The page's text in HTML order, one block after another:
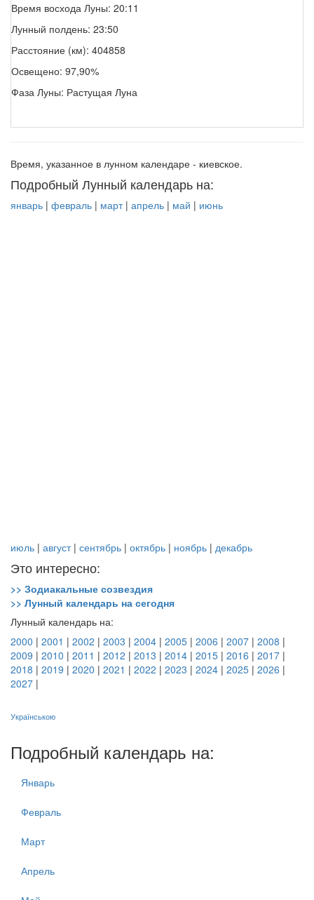
Время восхода Луны: 20:11
Лунный полдень: 23:50
Расстояние (км): 404858
Освещено: 97,90%
Фаза Луны: Растущая Луна
Время, указанное в лунном календаре - киевское.
Подробный Лунный календарь на:
январь | февраль | март| апрель | май | июнь
июль | август| сентябрь | октябрь | ноябрь | декабрь
Это интересно:
>> Зодиакальные созвездия
>> Лунный календарь на сегодня
Лунный календарь на:
2000 | 2001 | 2002 | 2003 | 2004 | 2005 | 2006 | 2007 | 2008 |
2009 | 2010 | 2011 | 2012 | 2013 | 2014 | 2015 | 2016 | 2017 |
2018 | 2019 | 2020 | 2021 | 2022 | 2023 | 2024 | 2025 | 2026 |
2027 |
Українською
Подробный календарь на:
Январь
Февраль
Март
Апрель